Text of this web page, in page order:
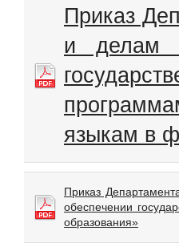
Приказ
и делам
языкам в
Приказ
обеспечении
образования»